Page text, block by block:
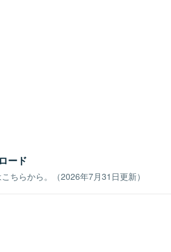
ード
ちらから。（2026年7月31日更新）